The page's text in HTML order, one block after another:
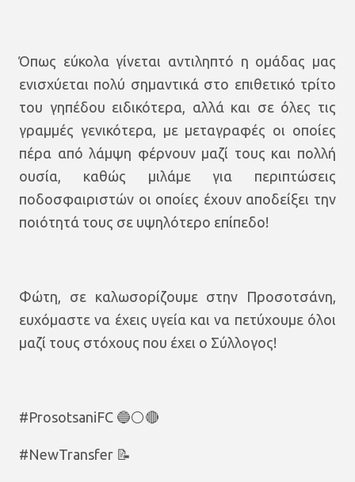
Όπως εύκολα γίνεται αντιληπτό η ομάδας μας
ενισχύεται πολύ σημαντικά στο επιθετικό τρίτο
του γηπέδου ειδικότερα, αλλά και σε όλες τις
γραμμές γενικότερα, με μεταγραφές οι οποίες
πέρα από λάμψη φέρνουν μαζί τους και πολλή
ουσία, καθώς μιλάμε για περιπτώσεις
ποδοσφαιριστών οι οποίες έχουν αποδείξει την
ποιότητά τους σε υψηλότερο επίπεδο!
Φώτη, σε καλωσορίζουμε στην Προσοτσάνη,
ευχόμαστε να έχεις υγεία και να πετύχουμε όλοι
μαζί τους στόχους που έχει ο Σύλλογος!
#ProsotsaniFC 🔵⚪🔴
#NewTransfer 📝